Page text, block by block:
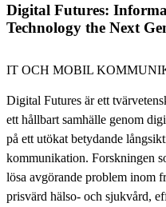
Digital Futures:
Technology the Next
IT OCH MOBIL
Digital Futures är ett
ett hållbart samhälle genom
på ett utökat betydande
kommunikation. Forskningen
lösa avgörande problem inom
prisvärd hälso- och sjukvård,